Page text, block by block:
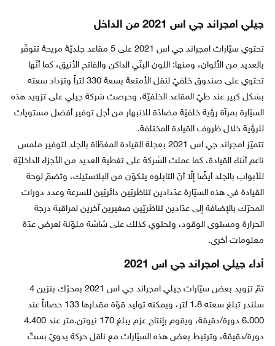
جيلي امجراند جي اس 2021 من الداخل
تحتوي سيّارات امجراند جي اس 2021 على 5 مقاعد جلديّة مريحة تتوفّر
بالعديد من الألوان، ومنها: اللون البنّي الداكن والفاتح الأنيق، كما أنّها
تحتوي على صندوق خلفيّ لنقل الأمتعة بسعة 330 لتراً وتزداد سعته
بشكل كبير عند طيّ المقاعد الخلفيّة، وحرصت شركة جيلي على تزويد هذه
السيّارة بمرآة رؤية خلفيّة مضادّة للانبهار من أجل توفير أفضل مستويات
للرؤية خلال ظروف القيادة المختلفة.
تتميّز امجراند جي اس 2021 بعجلة القيادة المغطّاة بالجلد لتوفير ملمس
ناعم أثناء القيادة، كما عملت الشركة على تغطية العديد من الأجزاء الداخليّة
للأبواب بالجلد أيضًا إلّا أنّ التابلوه يتكوّن من البلاستيك، وتضمّ لوحة
القيادة في هذه السيّارة عدّدادين تناظريّين دائريّين للسرعة وعدد دورات
المحرّك بالإضافة إلى عدّادين تناظريّين صغيرين آخرين لمراقبة درجة
الحرارة ومستوى الوقود، وتحتوي كذلك على شاشة ملوّنة لعرض عدّة
معلومات أخرى.
أداء جيلي امجراند جي اس 2021
تمّ تزويد بعض سيّارات جيلي امجراند جي اس 2021 بمحرّك بنزين 4
سلندر تبلغ سعته 1.8 لتر، ويمكنه توليد قوّة مقدارها 133 حصاناً عند
6.000 دورة/دقيقة، ويقوم بإنتاج عزم يبلغ 170 نيوتن.متر عند 4.400
دورة/دقيقة، وترتبط بعض هذه السيّارات مع ناقل حركة يدويّ بستّ